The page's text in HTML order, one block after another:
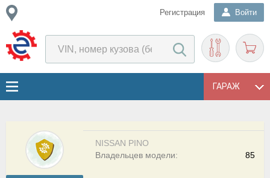
Регистрация Войти
ГАРАЖ
NISSAN PINO
85
Владельцев модели: